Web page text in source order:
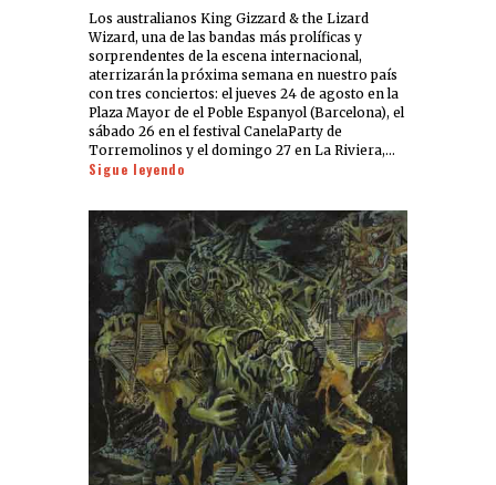
Los australianos King Gizzard & the Lizard
Wizard, una de las bandas más prolíficas y
sorprendentes de la escena internacional,
aterrizarán la próxima semana en nuestro país
con tres conciertos: el jueves 24 de agosto en la
Plaza Mayor de el Poble Espanyol (Barcelona), el
sábado 26 en el festival CanelaParty de
Torremolinos y el domingo 27 en La Riviera,…
Sigue leyendo